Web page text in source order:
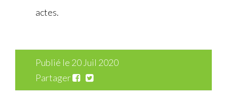
actes.
Publié le 20 Juil 2020
Partager